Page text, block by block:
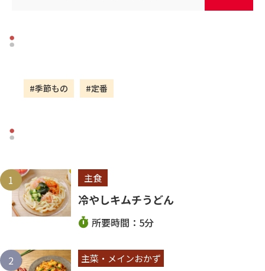
#季節もの #定番
主食
冷やしキムチうどん
所要時間：5分
主菜・メインおかず